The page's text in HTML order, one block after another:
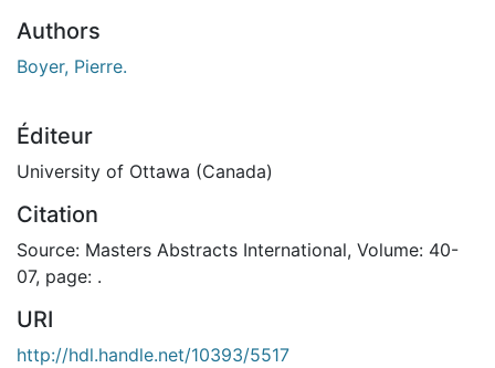
Authors
Boyer, Pierre.
Éditeur
University of Ottawa (Canada)
Citation
Source: Masters Abstracts International, Volume: 40-
07, page: .
URI
http://hdl.handle.net/10393/5517